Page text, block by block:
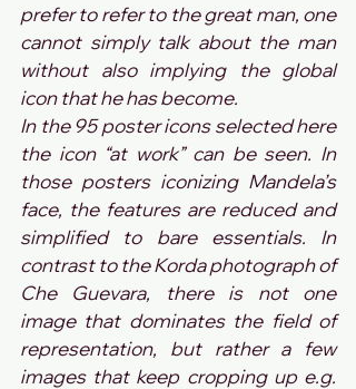
prefer to refer to the great man, one
cannot simply talk about the man
without also implying the global
icon that he has become.
In the 95 poster icons selected here
the icon “at work” can be seen. In
those posters iconizing Mandela’s
face, the features are reduced and
simplified to bare essentials. In
contrast to the Korda photograph of
Che Guevara, there is not one
image that dominates the field of
representation, but rather a few
images that keep cropping up e.g.